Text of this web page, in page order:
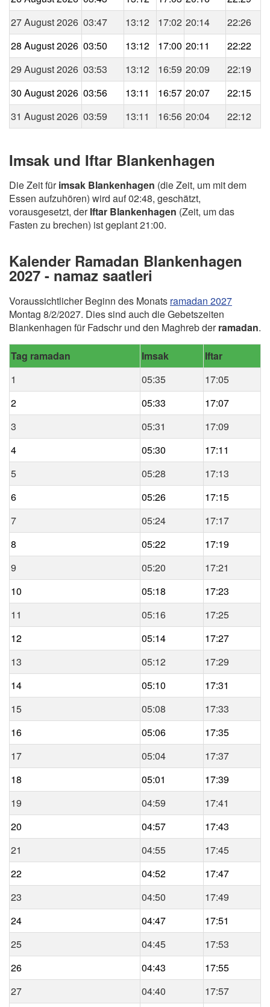
27 August 2026 03:47 13:12 17:02 20:14
22:26
28 August 2026 03:50 13:12 17:00 20:11
22:22
29 August 2026 03:53 13:12 16:59 20:09
22:19
30 August 2026 03:56 13:11 16:57 20:07
22:15
31 August 2026 03:59 13:11 16:56 20:04 22:12
Imsak und Iftar Blankenhagen
Die Zeit fürimsak Blankenhagen (die Zeit, um mit dem
Essen aufzuhören) wird auf 02:48, geschätzt,
vorausgesetzt, derIftar Blankenhagen (Zeit, um das
Fasten zu brechen) ist geplant 21:00.
Kalender Ramadan Blankenhagen
2027 - namaz saatleri
Voraussichtlicher Beginn des Monats ramadan 2027
Montag 8/2/2027. Dies sind auch die Gebetszeiten
Blankenhagen für Fadschr und den Maghreb derramadan.
Tag ramadan Imsak
Iftar
1
05:35
17:05
2
05:33
17:07
3
05:31
17:09
4
05:30
17:11
5
05:28
17:13
6
05:26
17:15
7
05:24
17:17
8
05:22
17:19
9
05:20
17:21
10
05:18
17:23
11
05:16
17:25
12
05:14
17:27
13
05:12
17:29
14
05:10
17:31
15
05:08
17:33
16
05:06
17:35
17
05:04
17:37
18
05:01
17:39
19
04:59
17:41
20
04:57
17:43
21
04:55
17:45
22
04:52
17:47
23
04:50
17:49
24
04:47
17:51
25
04:45
17:53
26
04:43
17:55
27
04:40
17:57